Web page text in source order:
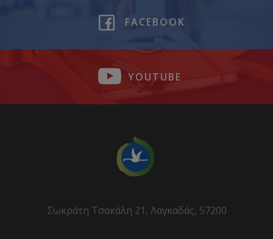
FACEBOOK
YOUTUBE
Σωκράτη Τσακάλη 21, Λαγκαδάς, 57200